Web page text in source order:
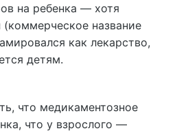
на ребенка — хотя
название
как лекарство,
детям.
что медикаментозное
что у взрослого —